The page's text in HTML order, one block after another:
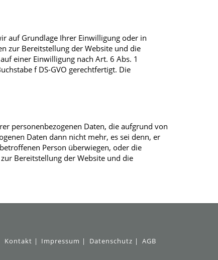
auf Grundlage Ihrer Einwilligung oder in
zur Bereitstellung der Website und die
einer Einwilligung nach Art. 6 Abs. 1
f DS-GVO gerechtfertigt. Die
personenbezogenen Daten, die aufgrund von
Daten dann nicht mehr, es sei denn, er
Person überwiegen, oder die
Bereitstellung der Website und die
Kontakt Impressum Datenschutz AGB